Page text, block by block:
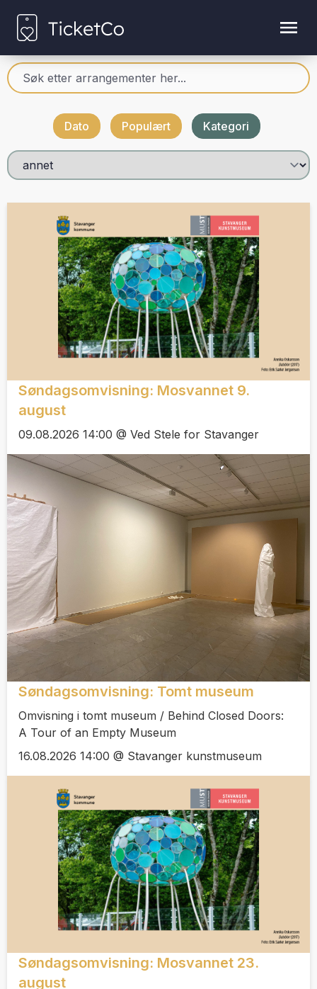
Dato Populært Kategori
Søndagsomvisning: Mosvannet 9.
august
09.08.2026 14:00 @ Ved Stele for Stavanger
Søndagsomvisning: Tomt museum
Omvisning i tomt museum / Behind Closed Doors:
A Tour of an Empty Museum
16.08.2026 14:00 @ Stavanger kunstmuseum
Søndagsomvisning: Mosvannet 23.
august